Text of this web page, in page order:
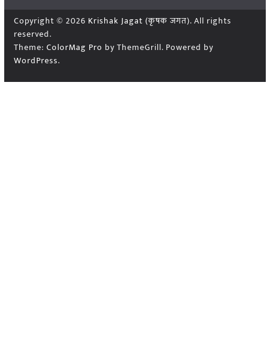
Copyright © 2026 Krishak Jagat (कृषक जगत). All rights
reserved.
Theme: ColorMag Pro by ThemeGrill. Powered by
WordPress.